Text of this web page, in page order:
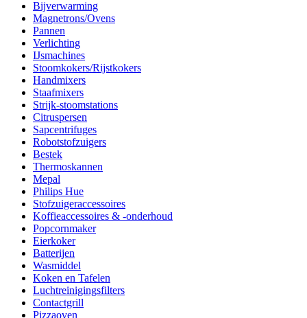
Bijverwarming
Magnetrons/Ovens
Pannen
Verlichting
IJsmachines
Stoomkokers/Rijstkokers
Handmixers
Staafmixers
Strijk-stoomstations
Citruspersen
Sapcentrifuges
Robotstofzuigers
Bestek
Thermoskannen
Mepal
Philips Hue
Stofzuigeraccessoires
Koffieaccessoires & -onderhoud
Popcornmaker
Eierkoker
Batterijen
Wasmiddel
Koken en Tafelen
Luchtreinigingsfilters
Contactgrill
Pizzaoven